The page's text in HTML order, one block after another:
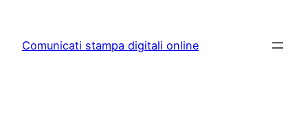
content
Comunicati stampa digitali online